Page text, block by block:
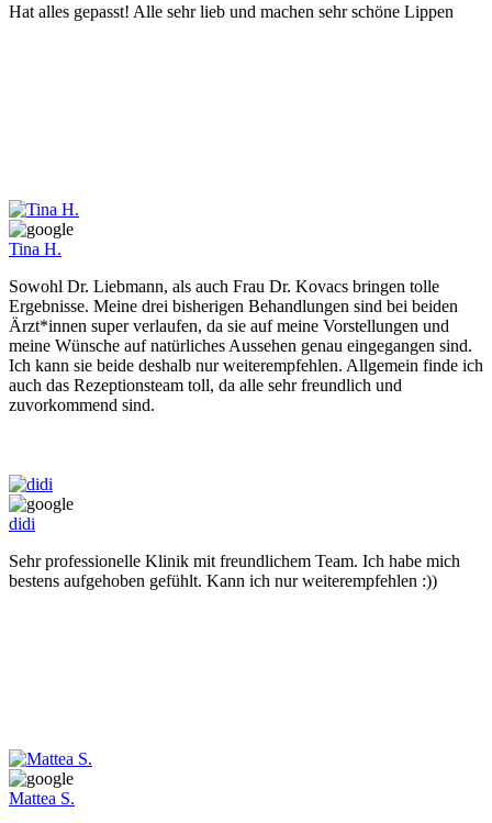
Hat alles gepasst! Alle sehr lieb und machen sehr schöne Lippen
Tina H.
Sowohl Dr. Liebmann, als auch Frau Dr. Kovacs bringen tolle
Ergebnisse. Meine drei bisherigen Behandlungen sind bei beiden
Ärzt*innen super verlaufen, da sie auf meine Vorstellungen und
meine Wünsche auf natürliches Aussehen genau eingegangen sind.
Ich kann sie beide deshalb nur weiterempfehlen. Allgemein finde ich
auch das Rezeptionsteam toll, da alle sehr freundlich und
zuvorkommend sind.
didi
Sehr professionelle Klinik mit freundlichem Team. Ich habe mich
bestens aufgehoben gefühlt. Kann ich nur weiterempfehlen :))
Mattea S.